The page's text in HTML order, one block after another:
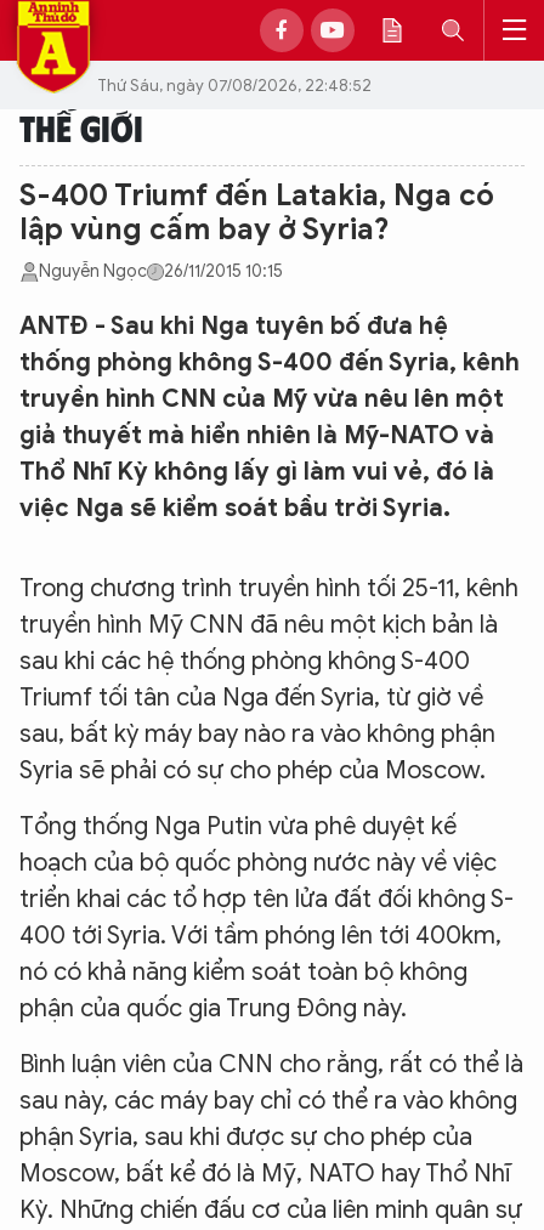
Thứ Sáu, ngày 07/08/2026, 22:48:52
THẾ GIỚI
S-400 Triumf đến Latakia, Nga có
lập vùng cấm bay ở Syria?
Nguyễn Ngọc 26/11/2015 10:15
ANTĐ - Sau khi Nga tuyên bố đưa hệ
thống phòng không S-400 đến Syria, kênh
truyền hình CNN của Mỹ vừa nêu lên một
giả thuyết mà hiển nhiên là Mỹ-NATO và
Thổ Nhĩ Kỳ không lấy gì làm vui vẻ, đó là
việc Nga sẽ kiểm soát bầu trời Syria.
Trong chương trình truyền hình tối 25-11, kênh
truyền hình Mỹ CNN đã nêu một kịch bản là
sau khi các hệ thống phòng không S-400
Triumf tối tân của Nga đến Syria, từ giờ về
sau, bất kỳ máy bay nào ra vào không phận
Syria sẽ phải có sự cho phép của Moscow.
Tổng thống Nga Putin vừa phê duyệt kế
hoạch của bộ quốc phòng nước này về việc
triển khai các tổ hợp tên lửa đất đối không S-
400 tới Syria. Với tầm phóng lên tới 400km,
nó có khả năng kiểm soát toàn bộ không
phận của quốc gia Trung Đông này.
Bình luận viên của CNN cho rằng, rất có thể là
sau này, các máy bay chỉ có thể ra vào không
phận Syria, sau khi được sự cho phép của
Moscow, bất kể đó là Mỹ, NATO hay Thổ Nhĩ
Kỳ. Những chiến đấu cơ của liên minh quân sự